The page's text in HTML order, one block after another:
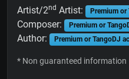
Artist/2nd Artist: Premium or
Composer: Premium or
Author: Premium or TangoDJ
* Non guaranteed information